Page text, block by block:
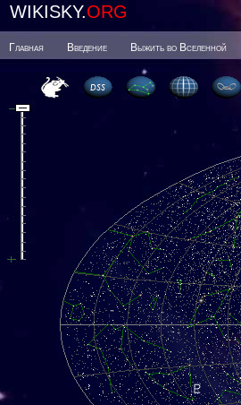
WIKISKY.ORG
Главная Введение Выжить во Вселенной